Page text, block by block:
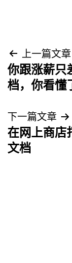
文
章
航
上一篇文章
你跟涨薪只
档，你看懂
下一篇文章
在网上商店
文档